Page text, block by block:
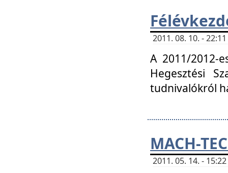
2011. 08. 10. -
A 2011/2012-
Hegesztési
tudnivalókról
MACH-
2011. 05. 14. -